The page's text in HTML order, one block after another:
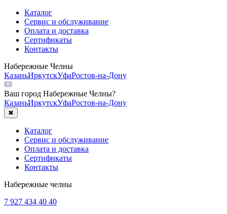
Каталог
Сервис и обслуживание
Оплата и доставка
Сертификаты
Контакты
Набережные Челны
КазаньИркутскУфаРостов-на-Дону
Ваш город Набережные Челны?
КазаньИркутскУфаРостов-на-Дону
✖
Каталог
Сервис и обслуживание
Оплата и доставка
Сертификаты
Контакты
Набережные челны
7 927 434 40 40